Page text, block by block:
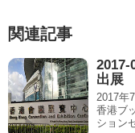
b
o
関連記事
2017-
出展
2017年
香港ブ
ション